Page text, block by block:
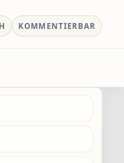
KOMMENTIERBAR